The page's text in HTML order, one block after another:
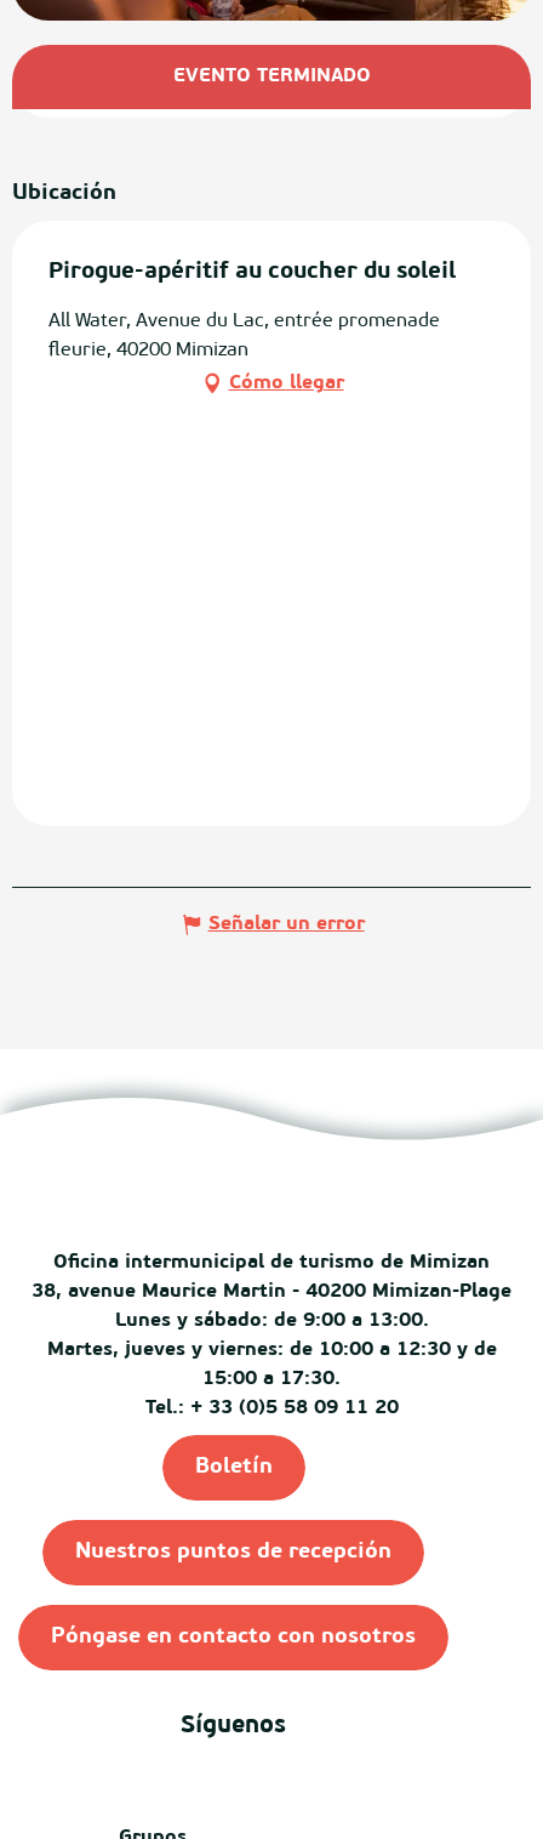
Horarios y datos de contacto
EVENTO TERMINADO
Ubicación
Pirogue-apéritif au coucher du soleil
All Water, Avenue du Lac, entrée promenade
fleurie, 40200 Mimizan
Cómo llegar
Señalar un error
Oficina intermunicipal de turismo de Mimizan
38, avenue Maurice Martin - 40200 Mimizan-Plage
Lunes y sábado: de 9:00 a 13:00.
Martes, jueves y viernes: de 10:00 a 12:30 y de
15:00 a 17:30.
Tel.: + 33 (0)5 58 09 11 20
Boletín
Nuestros puntos de recepción
Póngase en contacto con nosotros
Síguenos